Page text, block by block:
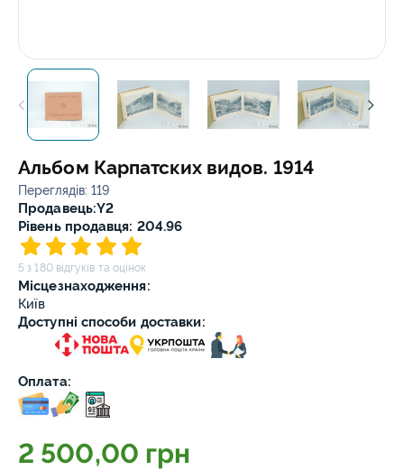
Альбом Карпатских видов. 1914
Переглядів: 119
Продавець:Y2
Рівень продавця: 204.96
5 з 180 відгуків та оцінок
Місцезнаходження:
Київ
Доступні способи доставки:
Оплата:
2 500,00 грн